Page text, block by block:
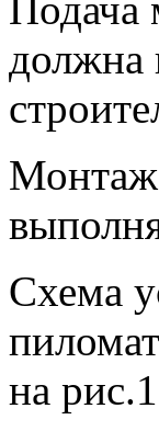
должна
Монтаж
Схема
на